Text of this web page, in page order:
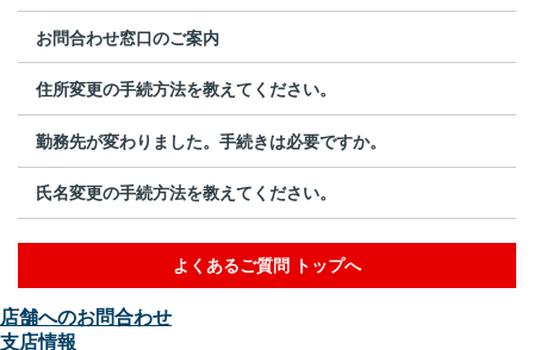
お問合わせ窓口のご案内
住所変更の手続方法を教えてください。
勤務先が変わりました。手続きは必要ですか。
氏名変更の手続方法を教えてください。
よくあるご質問 トップへ
店舗へのお問合わせ
支店情報